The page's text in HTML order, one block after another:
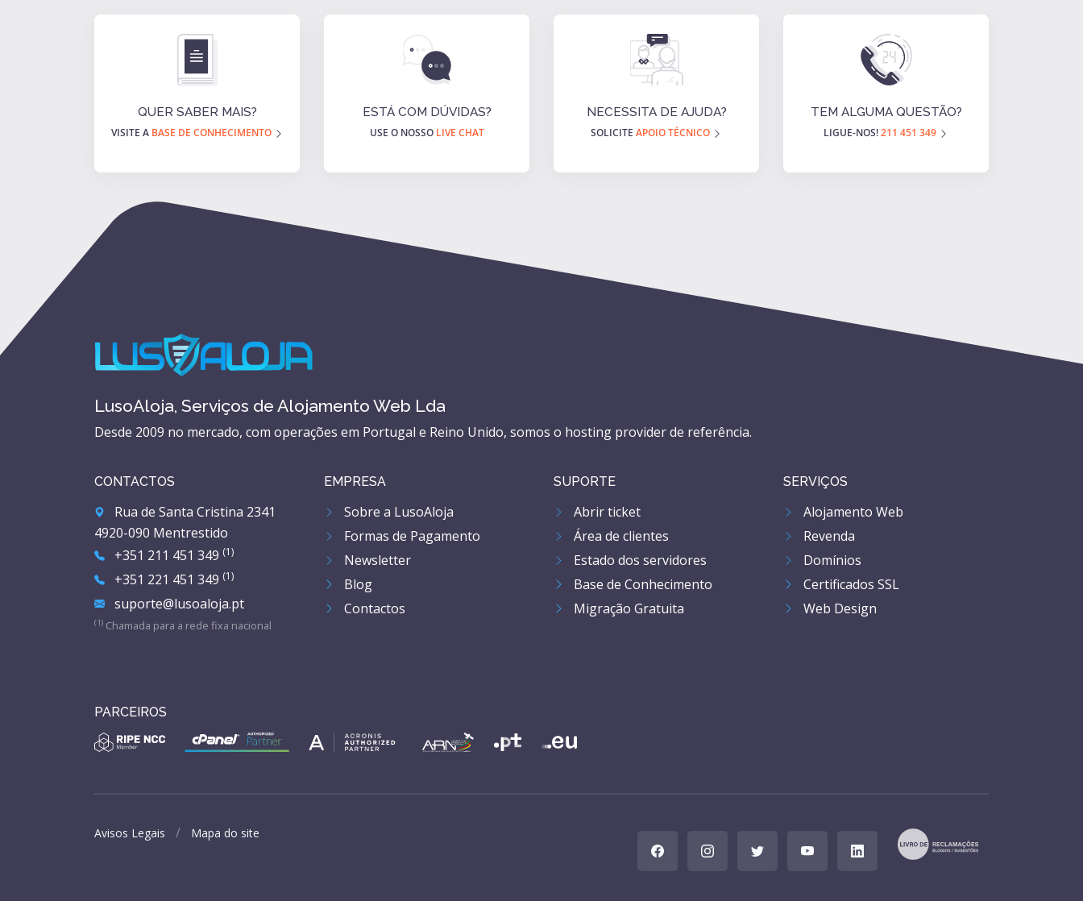
QUER SABER MAIS?
VISITE A BASE DE CONHECIMENTO
ESTÁ COM DÚVIDAS?
USE O NOSSO LIVE CHAT
NECESSITA DE AJUDA?
SOLICITE APOIO TÉCNICO
TEM ALGUMA QUESTÃO?
LIGUE-NOS!211 451 349
LusoAloja, Serviços de Alojamento Web Lda
Desde 2009 no mercado, com operações em Portugal e Reino Unido, somos o hosting provider de referência.
CONTACTOS
Rua de Santa Cristina 2341
4920-090 Mentrestido
+351 211 451 349 (1)
+351 221 451 349 (1)
suporte@lusoaloja.pt
(1) Chamada para a rede fixa nacional
EMPRESA
Sobre a LusoAloja
Formas de Pagamento
Newsletter
Blog
Contactos
SUPORTE
Abrir ticket
Área de clientes
Estado dos servidores
Base de Conhecimento
Migração Gratuita
SERVIÇOS
Alojamento Web
Revenda
Domínios
Certificados SSL
Web Design
PARCEIROS
Avisos Legais Mapa do site